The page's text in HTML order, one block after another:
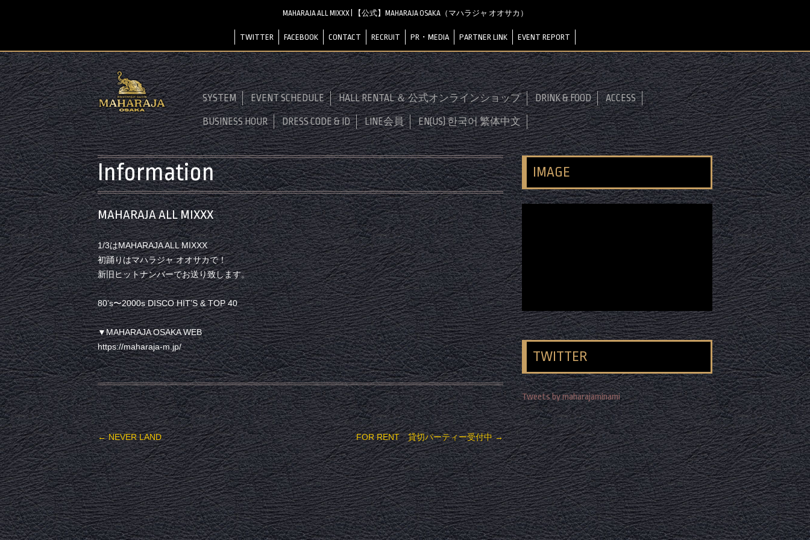
MAHARAJA ALL MIXXX | 【公式】MAHARAJA OSAKA（マハラジャ オオサカ）
TWITTER FACEBOOK CONTACT RECRUIT PR・MEDIA PARTNER LINK EVENT REPORT
SYSTEM EVENT SCHEDULE HALL RENTAL ＆ 公式オンラインショップ DRINK & FOOD ACCESS
BUSINESS HOUR DRESS CODE & ID LINE会員 EN(US) 한국어 繁体中文
Information
MAHARAJA ALL MIXXX
1/3はMAHARAJA ALL MIXXX
初踊りはマハラジャ オオサカで！
新旧ヒットナンバーでお送り致します。
80’s〜2000s DISCO HIT’S & TOP 40
▼MAHARAJA OSAKA WEB
https://maharaja-m.jp/
投稿ナビゲーション
←NEVER LAND FOR RENT 貸切パーティー受付中→
IMAGE
TWITTER
Tweets by maharajaminami